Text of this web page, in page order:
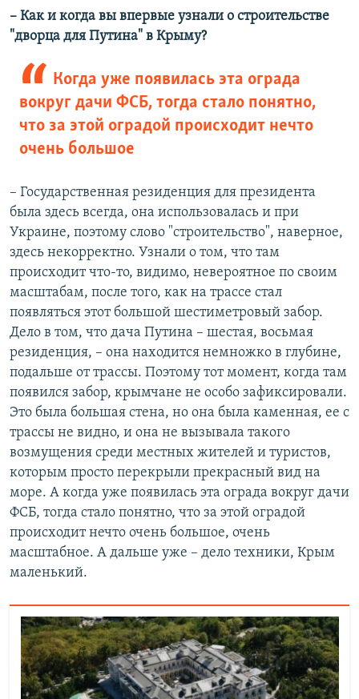
– Как и когда вы впервые узнали о строительстве
"дворца для Путина" в Крыму?
Когда уже появилась эта ограда
вокруг дачи ФСБ, тогда стало понятно,
что за этой оградой происходит нечто
очень большое
– Государственная резиденция для президента
была здесь всегда, она использовалась и при
Украине, поэтому слово "строительство", наверное,
здесь некорректно. Узнали о том, что там
происходит что-то, видимо, невероятное по своим
масштабам, после того, как на трассе стал
появляться этот большой шестиметровый забор.
Дело в том, что дача Путина – шестая, восьмая
резиденция, – она находится немножко в глубине,
подальше от трассы. Поэтому тот момент, когда там
появился забор, крымчане не особо зафиксировали.
Это была большая стена, но она была каменная, ее с
трассы не видно, и она не вызывала такого
возмущения среди местных жителей и туристов,
которым просто перекрыли прекрасный вид на
море. А когда уже появилась эта ограда вокруг дачи
ФСБ, тогда стало понятно, что за этой оградой
происходит нечто очень большое, очень
масштабное. А дальше уже – дело техники, Крым
маленький.